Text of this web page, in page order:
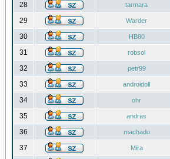
28 tarmara
29 Warder
30 HB80
31 robsol
32 petr99
33 androidoll
34 ohr
35 andras
36 machado
37 Mira